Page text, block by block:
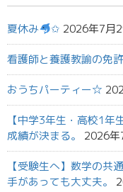
夏休み ✩ 2026年7月
看護師と養護教諭の免
おうちパーティー☆
【中学3年生・高校1
成績が決まる。
2026年
【受験生へ】数学の共
手があっても大丈夫。